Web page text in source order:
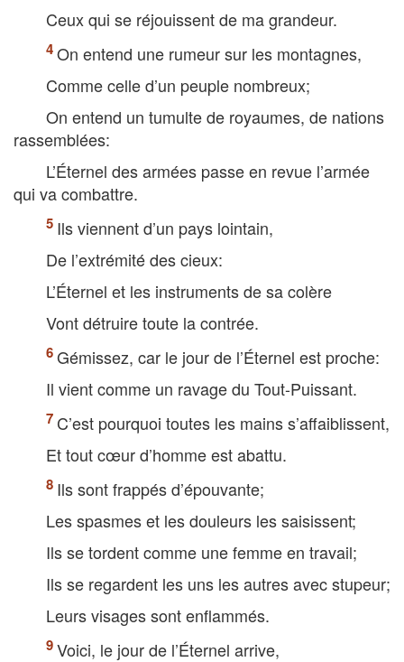
Ceux qui se réjouissent de ma grandeur.
On entend une rumeur sur les montagnes,
Comme celle d’un peuple nombreux;
On entend un tumulte de royaumes, de nations
rassemblées:
L’Éternel des armées passe en revue l’armée
qui va combattre.
Ils viennent d’un pays lointain,
De l’extrémité des cieux:
L’Éternel et les instruments de sa colère
Vont détruire toute la contrée.
Gémissez, car le jour de l’Éternel est proche:
Il vient comme un ravage du Tout-Puissant.
C’est pourquoi toutes les mains s’affaiblissent,
Et tout cœur d’homme est abattu.
Ils sont frappés d’épouvante;
Les spasmes et les douleurs les saisissent;
Ils se tordent comme une femme en travail;
Ils se regardent les uns les autres avec stupeur;
Leurs visages sont enflammés.
Voici, le jour de l’Éternel arrive,